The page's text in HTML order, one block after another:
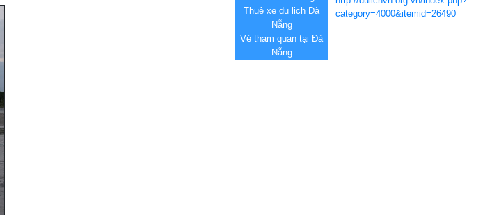
Thuê xe du lịch Đà
Nẵng
Vé tham quan tại Đà
Nẵng